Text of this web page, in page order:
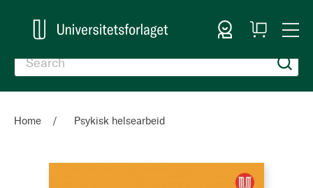
Sign In
My
Cart
Home Psykisk helsearbeid